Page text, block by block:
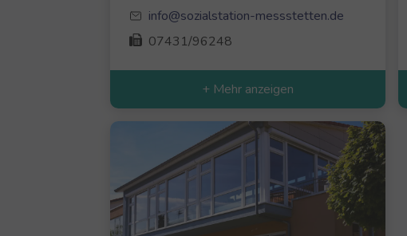
info@sozialstation-messstetten.de
07431/96248
+ Mehr anzeigen